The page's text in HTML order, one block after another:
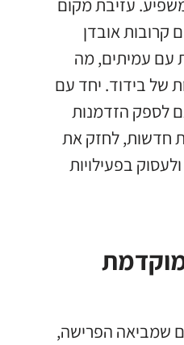
קרובות אובדן
עם עמיתים, מה
של בידוד. יחד עם
לספק הזדמנות
חדשות, לחזק את
בפעילויות
שמביאה הפרישה,